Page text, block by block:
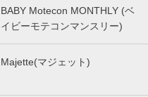
BABY Motecon MONTHLY (ベ
イビーモテコンマンスリー)
Majette(マジェット)